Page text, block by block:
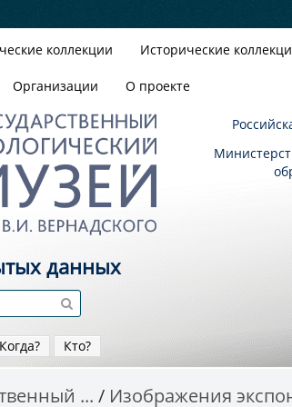
коллекции Исторические
Организации О проекте
данных
Когда? Кто?
... Изображения